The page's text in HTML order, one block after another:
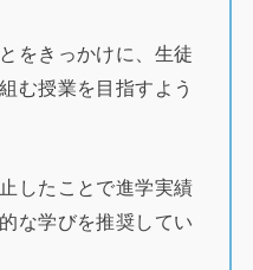
をきっかけに、生徒
む授業を目指すよう
したことで進学実績
な学びを推奨してい